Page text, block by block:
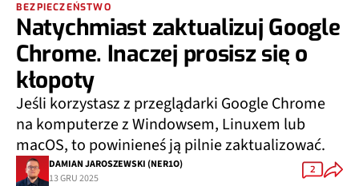
BEZPIECZEŃSTWO
Natychmiast zaktualizuj Google
Chrome. Inaczej prosisz się o
kłopoty
Jeśli korzystasz z przeglądarki Google Chrome
na komputerze z Windowsem, Linuxem lub
macOS, to powinieneś ją pilnie zaktualizować.
DAMIAN JAROSZEWSKI (NER1O)
13 GRU 2025
2